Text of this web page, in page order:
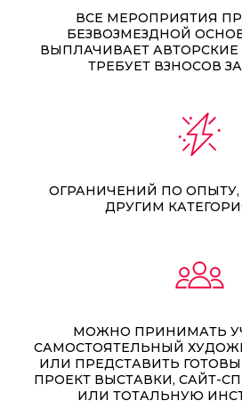
ВСЕ МЕРОПРИЯТИЯ
БЕЗВОЗМЕЗДНОЙ
ВЫПЛАЧИВАЕТ
ТРЕБУЕТ ВЗНОСОВ
ОГРАНИЧЕНИЙ ПО ОПЫТУ,
ДРУГИМ
МОЖНО ПРИНИМАТЬ
САМОСТОЯТЕЛЬНЫЙ
ИЛИ ПРЕДСТАВИТЬ
ПРОЕКТ ВЫСТАВКИ, САЙТ-
ИЛИ ТОТАЛЬНУЮ